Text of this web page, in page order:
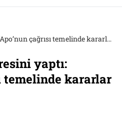
PKK, fesih kongresini yaptı: “Apo’nun çağrısı temelinde kararlar alındı”
yaptı:
temelinde kararlar